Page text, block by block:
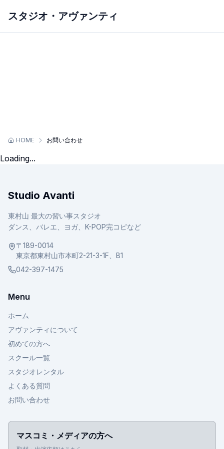
スタジオ・アヴァンティ
ホーム
アヴァンティについて
HOME お問い合わせ
Loading...
Studio Avanti
東村山 最大の習い事スタジオ
ダンス、バレエ、ヨガ、K-POP完コピなど
〒189-0014
東京都東村山市本町2-21-3-1F、B1
042-397-1475
Menu
ホーム
アヴァンティについて
初めての方へ
スクール一覧
スタジオレンタル
よくある質問
お問い合わせ
マスコミ・メディアの方へ